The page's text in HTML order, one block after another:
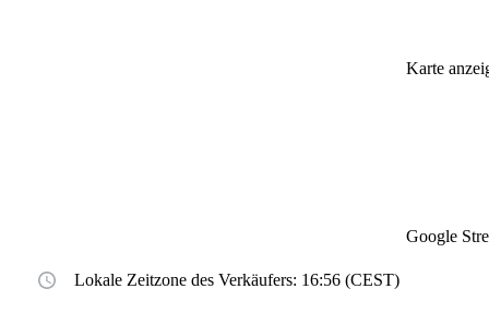
Karte
Google
Lokale Zeitzone des Verkäufers: 16:56 (CEST)